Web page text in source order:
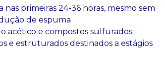
primeiras 24-36 horas, mesmo sem
de espuma
acético e compostos sulfurados
e estruturados destinados a estágios